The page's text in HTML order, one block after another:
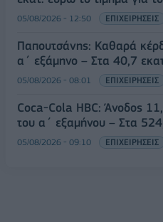
05/08/2026 - 12:50 ΕΠΙΧΕΙΡΗΣΕΙΣ
Παπουτσάνης: Καθαρά
α΄ εξάμηνο – Στα 40,7
05/08/2026 - 08:01 ΕΠΙΧΕΙΡΗΣΕΙΣ
Coca-Cola HBC: Άνοδος
του α΄ εξαμήνου – Στα
05/08/2026 - 09:10 ΕΠΙΧΕΙΡΗΣΕΙΣ